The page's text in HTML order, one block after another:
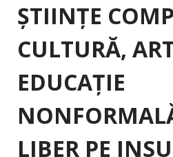
ŞTIINŢE
CULTURĂ,
EDUCAŢIE
LIBER PE